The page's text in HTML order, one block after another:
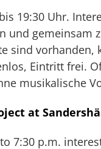
19:30 Uhr.
und gemeinsam
sind
Eintritt frei.
musikalische
at
7:30 p.m.